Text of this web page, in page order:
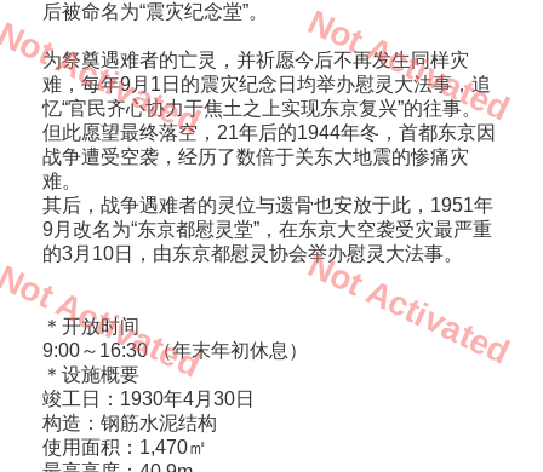
后被命名为“震灾纪念堂”。
为祭奠遇难者的亡灵，并祈愿今后不再发生同样灾
难，每年9月1日的震灾纪念日均举办慰灵大法事，追
忆“官民齐心协力于焦土之上实现东京复兴”的往事。
但此愿望最终落空，21年后的1944年冬，首都东京因
战争遭受空袭，经历了数倍于关东大地震的惨痛灾
难。
其后，战争遇难者的灵位与遗骨也安放于此，1951年
9月改名为“东京都慰灵堂”，在东京大空袭受灾最严重
的3月10日，由东京都慰灵协会举办慰灵大法事。
＊开放时间
9:00～16:30 （年末年初休息）
＊设施概要
竣工日：1930年4月30日
构造：钢筋水泥结构
使用面积：1,470㎡
Activated Not Activated
Activated Not Activated